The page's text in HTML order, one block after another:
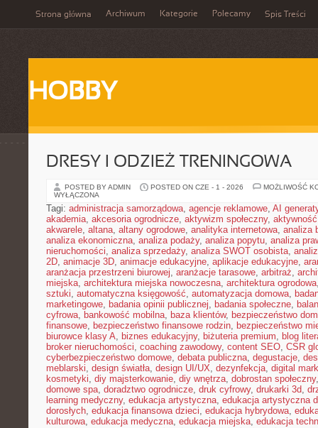
Strona główna Archiwum Kategorie Polecamy Spis Treści
HOBBY
DRESY I ODZIEŻ TRENINGOWA
POSTED BY ADMIN POSTED ON CZE - 1 - 2026
MOŻLIWOŚĆ
WYŁĄCZONA
Tagi: administracja samorządowa, agencje reklamowe, AI
akademia, akcesoria ogrodnicze, aktywizm społeczny,
akwarele, altana, altany ogrodowe, analityka internetowa, analiza
analiza ekonomiczna, analiza podaży, analiza popytu, analiza
nieruchomości, analiza sprzedaży, analiza SWOT osobista,
2D, animacje 3D, animacje edukacyjne, aplikacje edukacyjne,
aranżacja przestrzeni biurowej, aranżacje tarasowe, arbitraż,
miejska, architektura miejska nowoczesna, architektura ogrodowa
sztuki, automatyczna księgowość, automatyzacja domowa,
marketingowe, badania opinii publicznej, badania społeczne,
cyfrowa, bankowość mobilna, baza klientów, bezpieczeństwo
finansowe, bezpieczeństwo finansowe rodzin, bezpieczeństwo
biurowce klasy A, biznes edukacyjny, biżuteria premium, blog
broker nieruchomości, coaching zawodowy, content SEO, CSR
cyberbezpieczeństwo domowe, debata publiczna, degustacje,
meblarski, design światła, design UI/UX, dezynfekcja, digital
kosmetyki, diy majsterkowanie, diy wnętrza, dobrostan społeczny
domowe spa, doradztwo ogrodnicze, druk cyfrowy, drukarki 3d,
learning medyczny, edukacja artystyczna, edukacja artystyczna
dorosłych, edukacja finansowa dzieci, edukacja hybrydowa,
kulturowa, edukacja medyczna, edukacja miejska, edukacja